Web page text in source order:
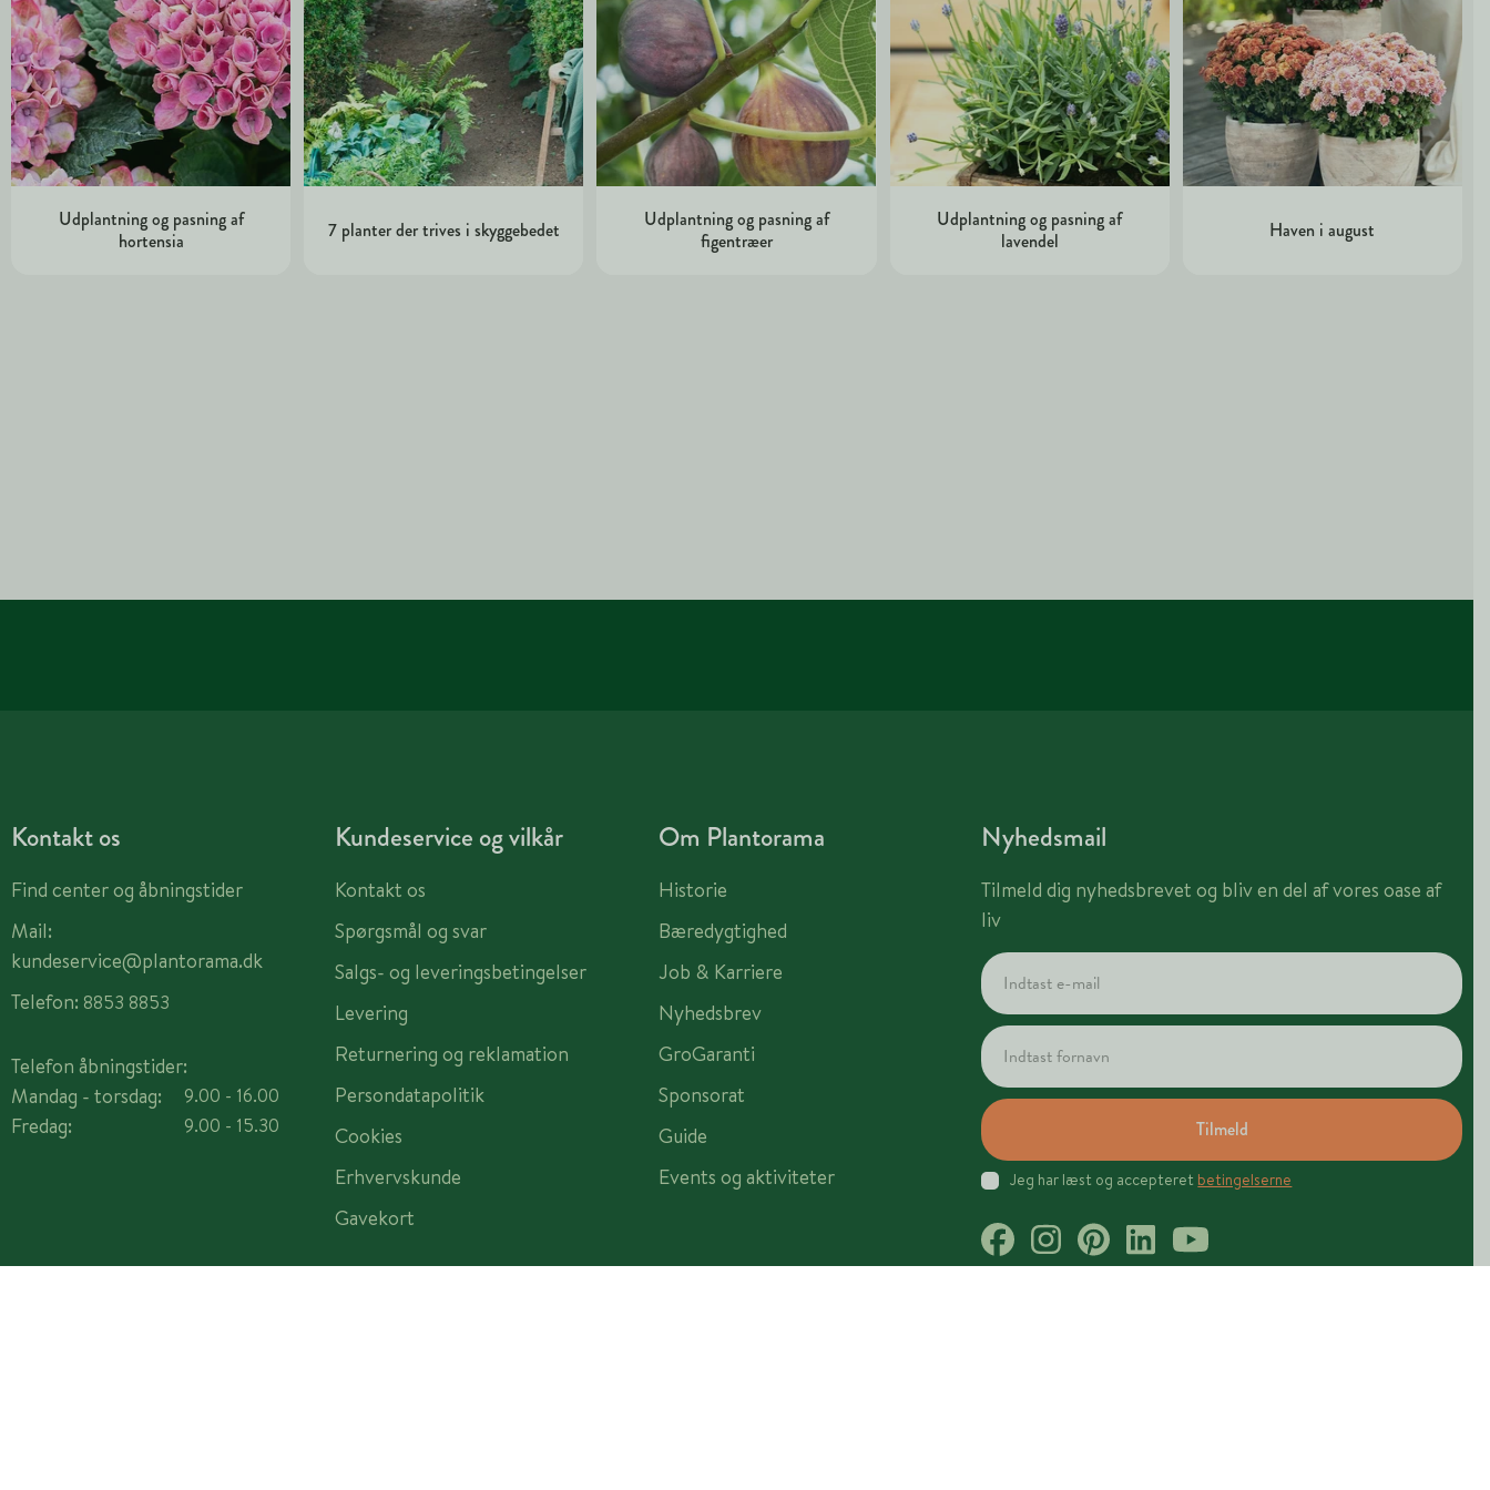
Udplantning og pasning af
hortensia
7 planter der trives i skyggebedet
Udplantning og pasning af
figentræer
Udplantning og pasning af
lavendel
Haven i august
Kontakt os
Find center og åbningstider
Mail:
kundeservice@plantorama.dk
Telefon: 8853 8853
Telefon åbningstider:
Mandag - torsdag:
Fredag:
9.00 - 16.00
9.00 - 15.30
Kundeservice og vilkår
Kontakt os
Spørgsmål og svar
Salgs- og leveringsbetingelser
Levering
Returnering og reklamation
Persondatapolitik
Cookies
Erhvervskunde
Gavekort
Om Plantorama
Historie
Bæredygtighed
Job & Karriere
Nyhedsbrev
GroGaranti
Sponsorat
Guide
Events og aktiviteter
Nyhedsmail
Tilmeld dig nyhedsbrevet og bliv en del af vores oase af
liv
Tilmeld
Jeg har læst og accepteret betingelserne